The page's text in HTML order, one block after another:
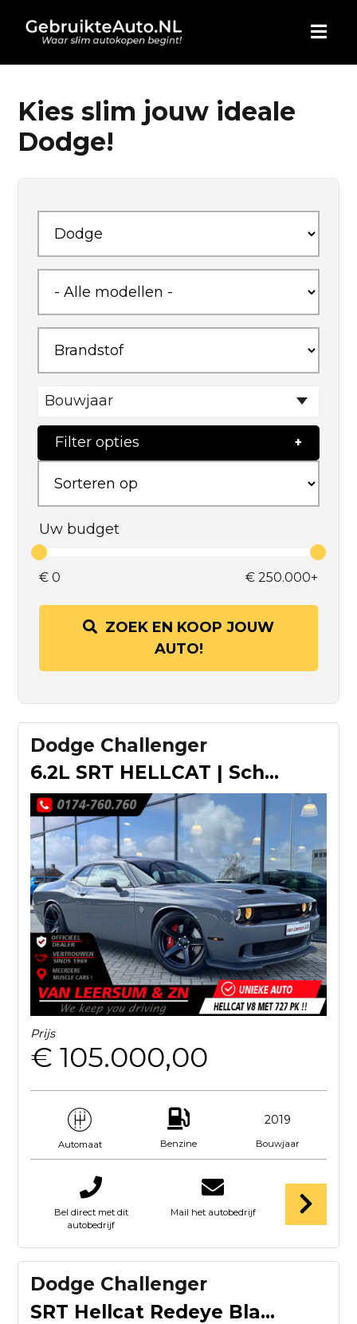
HOME
AUTO KOPEN
BLOG
WIE ZIJN WIJ
CONTACT
Kies slim jouw ideale
Dodge!
Bouwjaar
Filter opties
Uw budget
€ 0 € 250.000+
ZOEK EN KOOP JOUW
AUTO!
Dodge Challenger
6.2L SRT HELLCAT | Schuifkanteldak | Eerste eigenaar |
Prijs
€ 105.000,00
Automaat Benzine
2019
Bouwjaar
Bel direct met dit
autobedrijf
Mail het autobedrijf
Dodge Challenger
SRT Hellcat Redeye Black Ghost 1 of 300 EXPORT PRICE